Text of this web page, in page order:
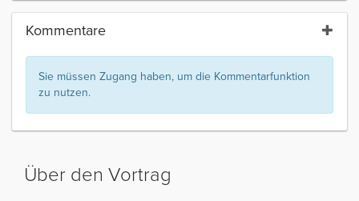
Kommentare
Sie müssen Zugang haben, um die Kommentarfunktion
zu nutzen.
Über den Vortrag